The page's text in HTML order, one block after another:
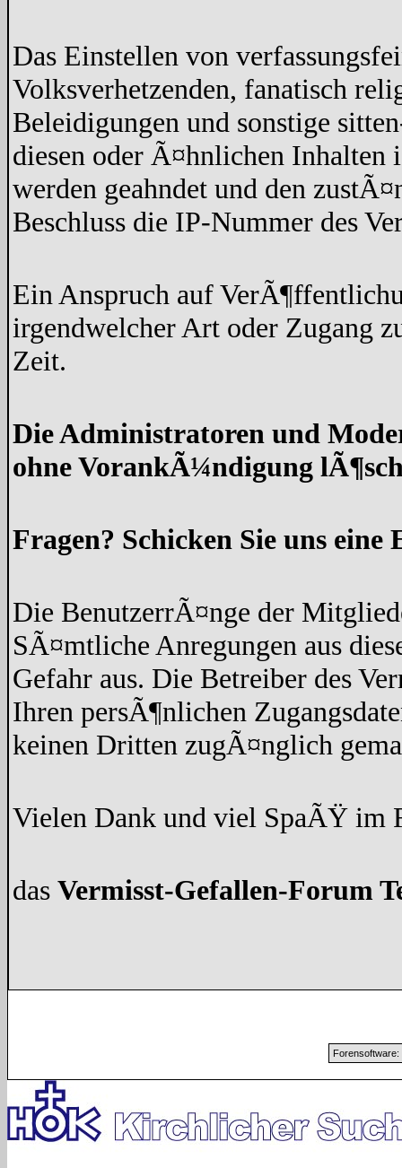
Das Einstellen von
Volksverhetzenden, fanatisch
Beleidigungen und sonstige
diesen oder Ã¤hnlichen Inhalten
werden geahndet und den
Beschluss die IP-Nummer des
Ein Anspruch auf
irgendwelcher Art oder Zugang
Zeit.
Die Administratoren und
ohne VorankÃ¼ndigung
Fragen? Schicken Sie uns
Die BenutzerrÃ¤nge der
SÃ¤mtliche Anregungen aus
Gefahr aus. Die Betreiber des
Ihren persÃ¶nlichen
keinen Dritten zugÃ¤nglich
Vielen Dank und viel SpaÃŸ im
das Vermisst-Gefallen-Forum
Forensoftware: